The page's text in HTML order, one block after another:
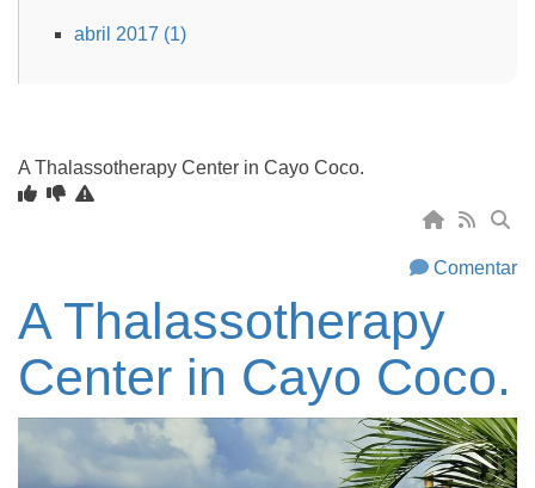
abril 2017 (1)
A Thalassotherapy Center in Cayo Coco.
Comentar
A Thalassotherapy
Center in Cayo Coco.